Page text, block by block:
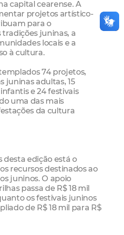
capital cearense. A
projetos artístico-
para o
juninas, a
locais e a
à cultura.
74 projetos,
juninas adultas, 15
e 24 festivais
uma das mais
da cultura
desta edição está o
recursos destinados ao
juninos. O apoio
passa de R$ 18 mil
os festivais juninos
de R$ 18 mil para R$